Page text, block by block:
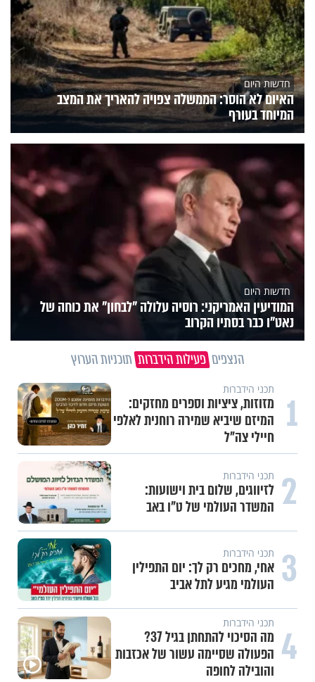
חדשות היום
האיום לא הוסר: הממשלה צפויה להאריך את המצב
המיוחד בעורף
חדשות היום
המודיעין האמריקני: רוסיה עלולה "לבחון" את כוחה של
נאט"ו כבר בסתיו הקרוב
הנצפים פעילות הידברות תוכניות הערוץ
1 תכני הידברות
מזוזות, ציציות וספרים מחזקים:
המיזם שיביא שמירה רוחנית לאלפי
חיילי צה"ל
2 תכני הידברות
לזיווגים, שלום בית וישועות:
המשדר העולמי של ט"ו באב
3 תכני הידברות
אחי, מחכים רק לך: יום התפילין
העולמי מגיע לתל אביב
4 תכני הידברות
מה הסיכוי להתחתן בגיל 37?
הפעולה שסיימה עשור של אכזבות
והובילה לחופה